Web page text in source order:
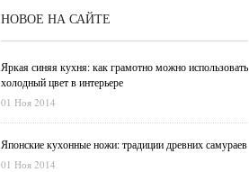
НОВОЕ НА САЙТЕ
Яркая синяя кухня: как грамотно можно использовать
холодный цвет в интерьере
01 Ноя 2014
Японские кухонные ножи: традиции древних самураев
01 Ноя 2014